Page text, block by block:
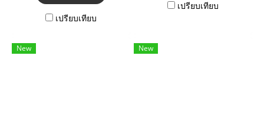
เปรียบเทียบ
เปรียบเทียบ
New New